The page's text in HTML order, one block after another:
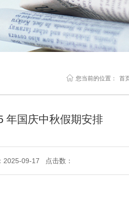
您当前的位置： 首
年国庆中秋假期安排
09-17 点击数：